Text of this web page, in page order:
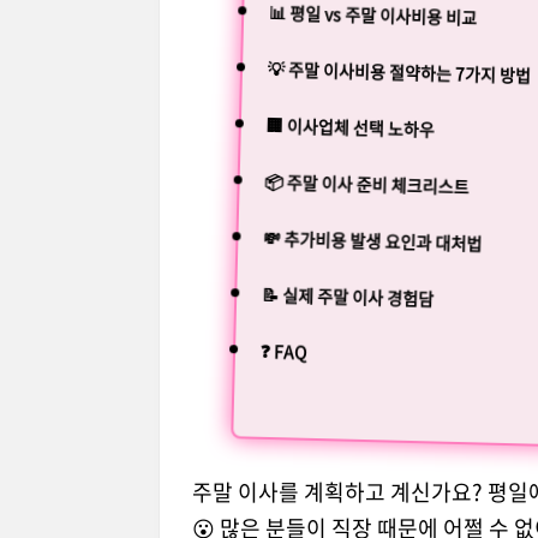
📊 평일 vs 주말 이사비용 비교
💡 주말 이사비용 절약하는 7가지 방법
🏢 이사업체 선택 노하우
📦 주말 이사 준비 체크리스트
💸 추가비용 발생 요인과 대처법
📝 실제 주말 이사 경험담
❓ FAQ
주말 이사를 계획하고 계신가요? 평
😮 많은 분들이 직장 때문에 어쩔 수